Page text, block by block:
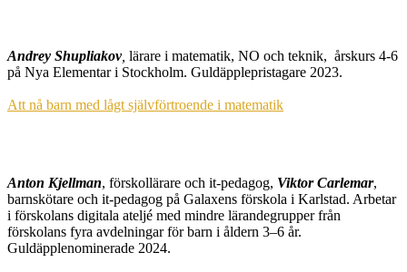
Andrey Shupliakov, lärare i matematik, NO och teknik, årskurs 4-6
på Nya Elementar i Stockholm. Guldäpplepristagare 2023.
Att nå barn med lågt självförtroende i matematik
Anton Kjellman, förskollärare och it-pedagog, Viktor Carlemar,
barnskötare och it-pedagog på Galaxens förskola i Karlstad. Arbetar
i förskolans digitala ateljé med mindre lärandegrupper från
förskolans fyra avdelningar för barn i åldern 3–6 år.
Guldäpplenominerade 2024.